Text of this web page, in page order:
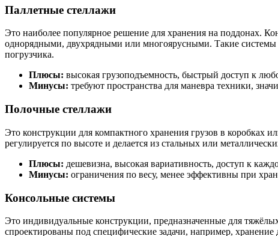
Паллетные стеллажи
Это наиболее популярное решение для хранения на поддонах.
однорядными, двухрядными или многоярусными. Такие системы
погрузчика.
Плюсы: высокая грузоподъемность, быстрый доступ к
Минусы: требуют пространства для маневра техники,
Полочные стеллажи
Это конструкции для компактного хранения грузов в коробках
регулируется по высоте и делается из стальных или
Плюсы: дешевизна, высокая вариативность, доступ к
Минусы: ограничения по весу, менее эффективны при
Консольные системы
Это индивидуальные конструкции, предназначенные для
спроектированы под специфические задачи, например,